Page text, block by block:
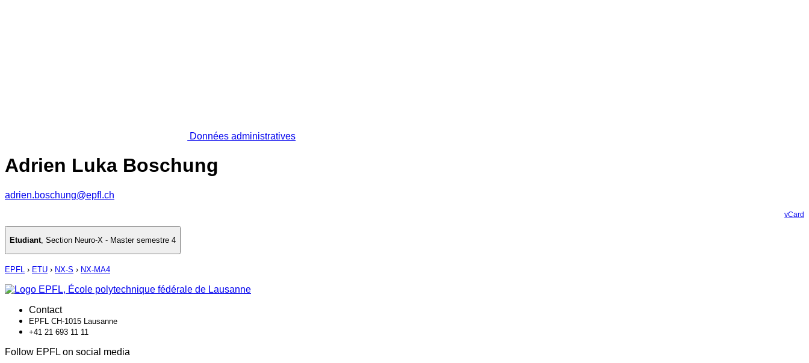
Données administratives
Adrien Luka Boschung
adrien.boschung@epfl.ch
vCard
Etudiant, Section Neuro-X - Master semestre 4
EPFL › ETU › NX-S › NX-MA4
Contact
EPFL CH-1015 Lausanne
+41 21 693 11 11
Follow EPFL on social media